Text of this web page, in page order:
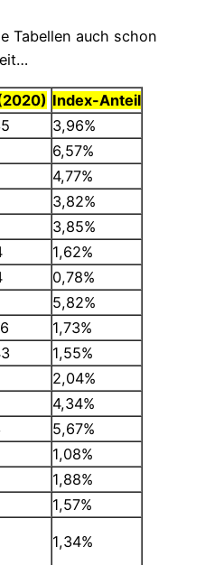
Tabellen auch schon
Index-Anteil
3,96%
6,57%
4,77%
3,82%
3,85%
1,62%
0,78%
5,82%
1,73%
1,55%
2,04%
4,34%
5,67%
1,08%
1,88%
1,57%
1,34%